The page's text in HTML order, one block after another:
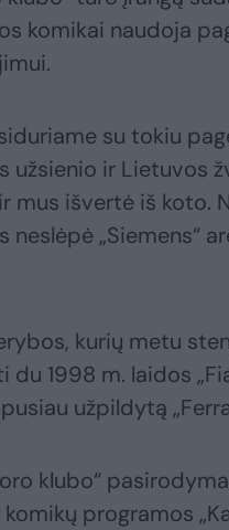
komikai naudoja
su tokiu
užsienio ir Lietuvos
mus išvertė iš koto.
„Siemens“
kurių metu
1998 m. laidos
užpildytą
klubo“
programos